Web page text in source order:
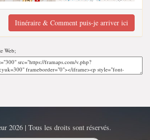
Itinéraire & Comment puis-je arriver ici
Web;
2026 | Tous les droits sont réservés.